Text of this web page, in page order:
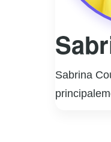
Sabrina